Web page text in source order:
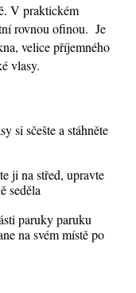
V praktickém
rovnou ofinou. Je
velice příjemného
vlasy.
si sčešte a stáhněte
ji na střed, upravte
seděla
paruky paruku
na svém místě po